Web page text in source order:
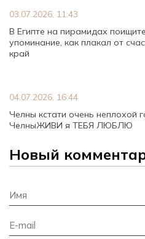
03.07.2026, 11:43
В Египте на пирамидах
упоминание, как плакал от
край
04.07.2026, 16:44
Челны кстати очень неплохой
ЧелныЖИВИ я ТЕБЯ ЛЮБЛЮ
Новый